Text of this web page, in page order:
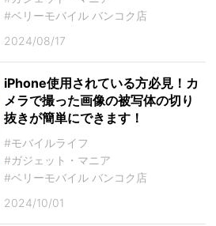
#ベリーモバイル バンコク店
2024/08/17
iPhone使用されている方必見！カ
メラで撮った画像の被写体の切り
抜きが簡単にできます！
#モバイルライフ
#ガジェット・マニア
#ベリーモバイル バンコク店
2024/10/01